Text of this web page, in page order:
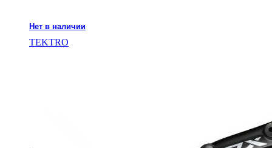
Нет в наличии
TEKTRO